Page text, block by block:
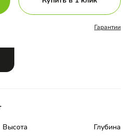
Гарантии
Высота Глубина